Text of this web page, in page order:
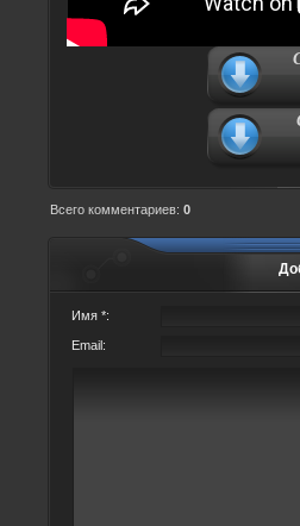
Всего комментариев: 0
Имя *:
Email: